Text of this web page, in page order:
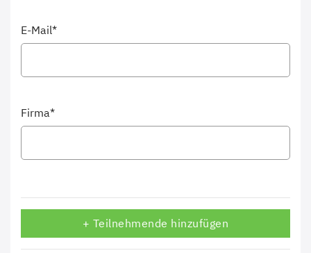
E-Mail*
Firma*
+ Teilnehmende hinzufügen